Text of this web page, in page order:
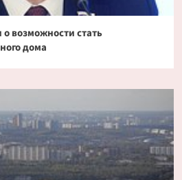
возможности стать
дома